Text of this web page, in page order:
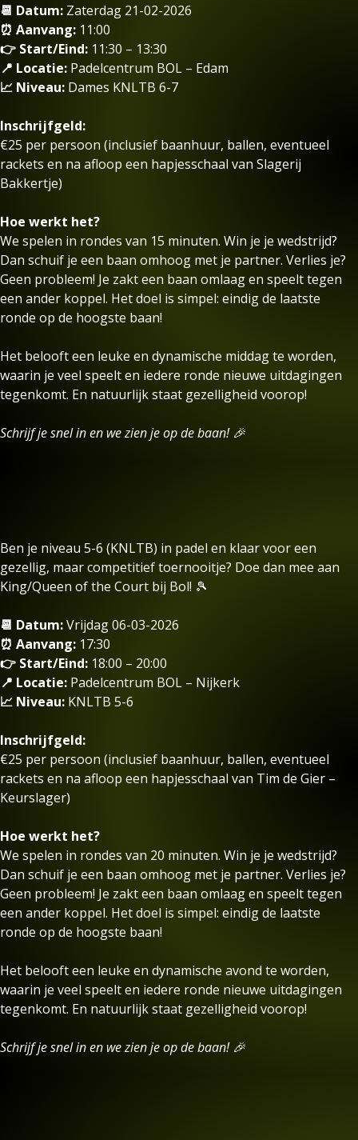
📆 Datum: Zaterdag 21-02-2026
⏰ Aanvang: 11:00
👉 Start/Eind: 11:30 – 13:30
📍 Locatie: Padelcentrum BOL – Edam
📈 Niveau: Dames KNLTB 6-7
Inschrijfgeld:
€25 per persoon (inclusief baanhuur, ballen, eventueel
rackets en na afloop een hapjesschaal van Slagerij
Bakkertje)
Hoe werkt het?
We spelen in rondes van 15 minuten. Win je je wedstrijd?
Dan schuif je een baan omhoog met je partner. Verlies je?
Geen probleem! Je zakt een baan omlaag en speelt tegen
een ander koppel. Het doel is simpel: eindig de laatste
ronde op de hoogste baan!
Het belooft een leuke en dynamische middag te worden,
waarin je veel speelt en iedere ronde nieuwe uitdagingen
tegenkomt. En natuurlijk staat gezelligheid voorop!
Schrijf je snel in en we zien je op de baan! 🎉
Ben je niveau 5-6 (KNLTB) in padel en klaar voor een
gezellig, maar competitief toernooitje? Doe dan mee aan
King/Queen of the Court bij Bol! 🎾
📆 Datum:Vrijdag 06-03-2026
⏰ Aanvang: 17:30
👉 Start/Eind: 18:00 – 20:00
📍 Locatie: Padelcentrum BOL – Nijkerk
📈 Niveau: KNLTB 5-6
Inschrijfgeld:
€25 per persoon (inclusief baanhuur, ballen, eventueel
rackets en na afloop een hapjesschaal van Tim de Gier –
Keurslager)
Hoe werkt het?
We spelen in rondes van 20 minuten. Win je je wedstrijd?
Dan schuif je een baan omhoog met je partner. Verlies je?
Geen probleem! Je zakt een baan omlaag en speelt tegen
een ander koppel. Het doel is simpel: eindig de laatste
ronde op de hoogste baan!
Het belooft een leuke en dynamische avond te worden,
waarin je veel speelt en iedere ronde nieuwe uitdagingen
tegenkomt. En natuurlijk staat gezelligheid voorop!
Schrijf je snel in en we zien je op de baan! 🎉